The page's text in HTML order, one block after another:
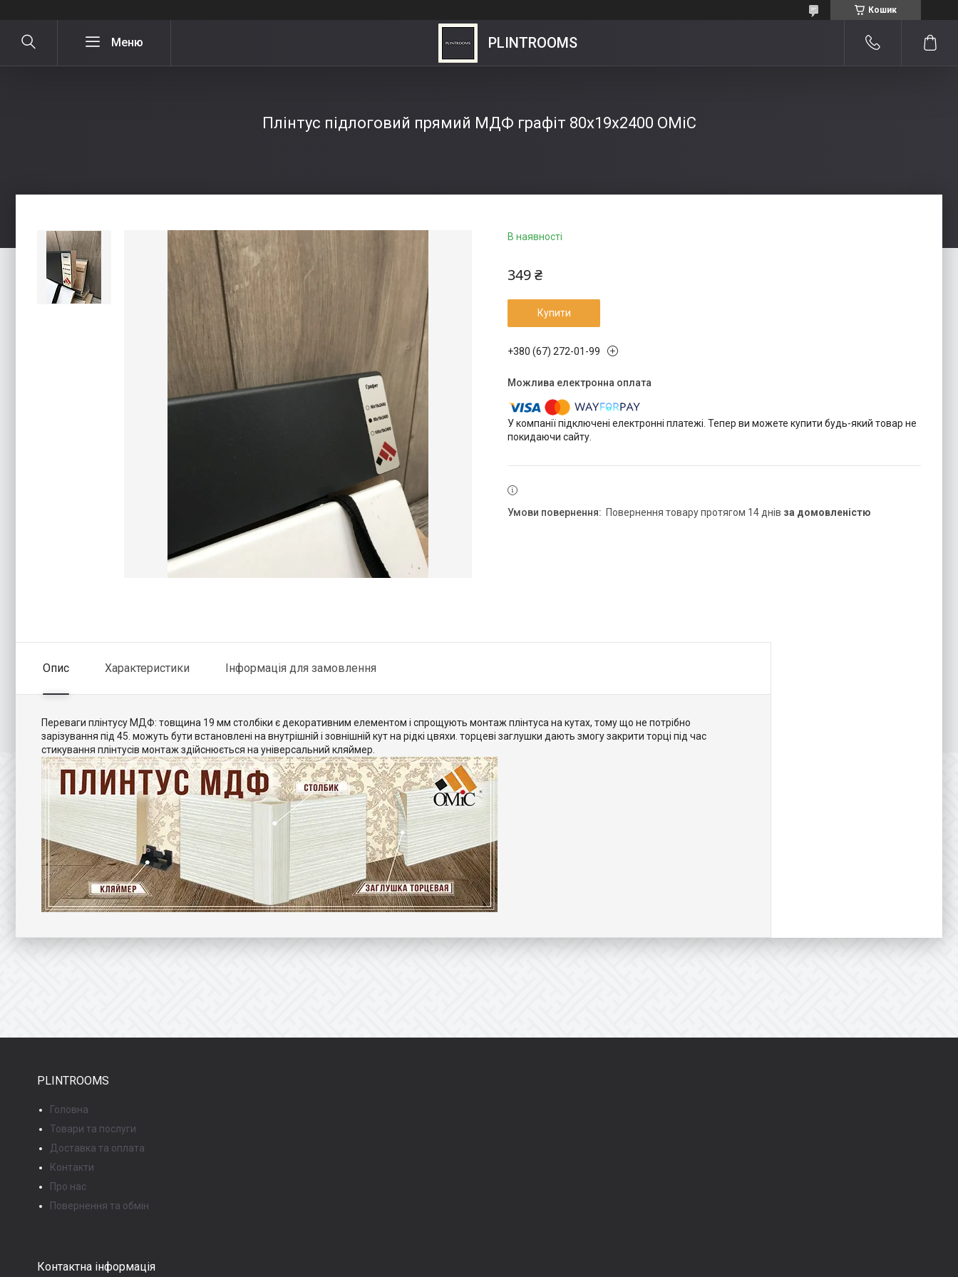
Кошик
PLINTROOMS
Плінтус підлоговий прямий МДФ графіт 80х19х2400 ОМіС
В наявності
349 ₴
Купити
+380 (67) 272-01-99
У компанії підключені електронні платежі. Тепер ви можете купити будь-який товар не
покидаючи сайту.
повернення товару протягом 14 днів за домовленістю
Опис Характеристики Інформація для замовлення
Переваги плінтусу МДФ: товщина 19 мм столбіки є декоративним елементом і спрощують монтаж плінтуса на кутах, тому що не потрібно
зарізування під 45. можуть бути встановлені на внутрішній і зовнішній кут на рідкі цвяхи. торцеві заглушки дають змогу закрити торці під час
стикування плінтусів монтаж здійснюється на універсальний кляймер.
PLINTROOMS
Головна
Товари та послуги
Доставка та оплата
Контакти
Про нас
Повернення та обмін